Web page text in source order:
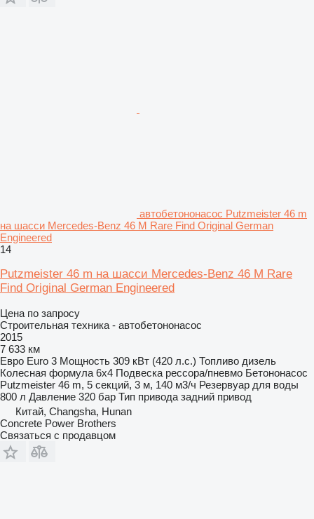
автобетононасос Putzmeister 46 m
на шасси Mercedes-Benz 46 M Rare Find Original German
Engineered
14
Putzmeister 46 m на шасси Mercedes-Benz 46 M Rare
Find Original German Engineered
Цена по запросу
Строительная техника - автобетононасос
2015
7 633 км
Евро Euro 3 Мощность 309 кВт (420 л.с.) Топливо дизель
Колесная формула 6x4 Подвеска рессора/пневмо Бетононасос
Putzmeister 46 m, 5 секций, 3 м, 140 м3/ч Резервуар для воды
800 л Давление 320 бар Тип привода задний привод
Китай, Changsha, Hunan
Concrete Power Brothers
Связаться с продавцом